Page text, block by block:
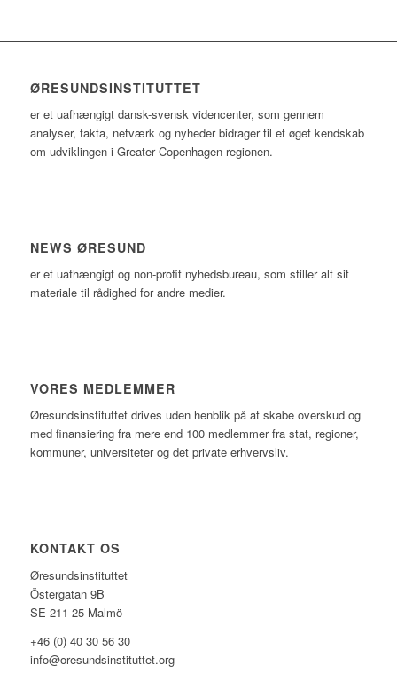
ØRESUNDSINSTITUTTET
er et uafhængigt dansk-svensk videncenter, som gennem
analyser, fakta, netværk og nyheder bidrager til et øget kendskab
om udviklingen i Greater Copenhagen-regionen.
NEWS ØRESUND
er et uafhængigt og non-profit nyhedsbureau, som stiller alt sit
materiale til rådighed for andre medier.
VORES MEDLEMMER
Øresundsinstituttet drives uden henblik på at skabe overskud og
med finansiering fra mere end 100 medlemmer fra stat, regioner,
kommuner, universiteter og det private erhvervsliv.
KONTAKT OS
Øresundsinstituttet
Östergatan 9B
SE-211 25 Malmö
+46 (0) 40 30 56 30
info@oresundsinstituttet.org